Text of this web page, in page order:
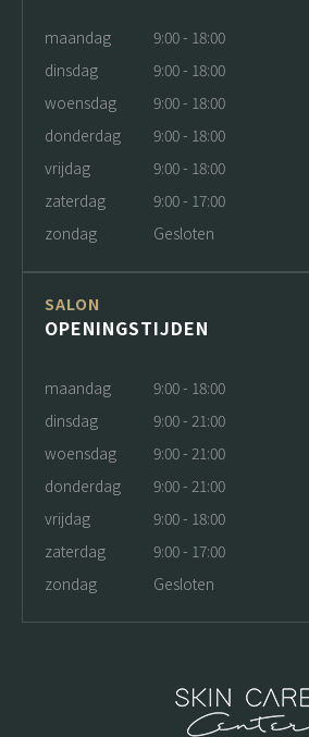
maandag
9:00 - 18:00
dinsdag
9:00 - 18:00
woensdag
9:00 - 18:00
donderdag
9:00 - 18:00
vrijdag
9:00 - 18:00
zaterdag
9:00 - 17:00
zondag
Gesloten
SALON
OPENINGSTIJDEN
maandag
9:00 - 18:00
dinsdag
9:00 - 21:00
woensdag
9:00 - 21:00
donderdag
9:00 - 21:00
vrijdag
9:00 - 18:00
zaterdag
9:00 - 17:00
zondag
Gesloten